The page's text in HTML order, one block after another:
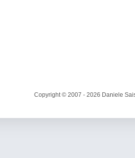
Copyright © 2007 - 2026 Daniele